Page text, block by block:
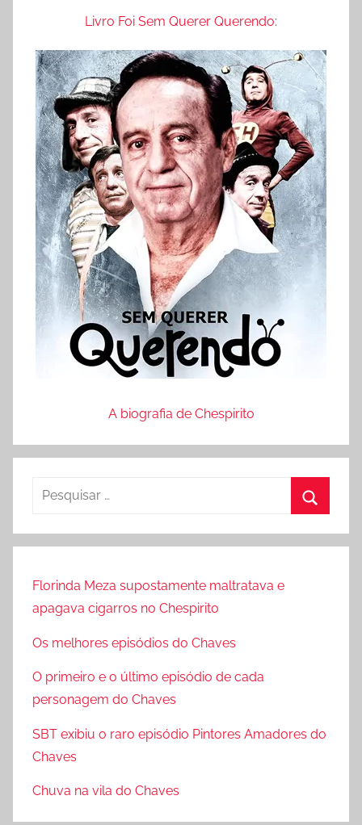
Livro Foi Sem Querer Querendo:
A biografia de Chespirito
s
u
a
r
r
:
r
Florinda Meza supostamente maltratava e
apagava cigarros no Chespirito
Os melhores episódios do Chaves
O primeiro e o último episódio de cada
personagem do Chaves
SBT exibiu o raro episódio Pintores Amadores do
Chaves
Chuva na vila do Chaves